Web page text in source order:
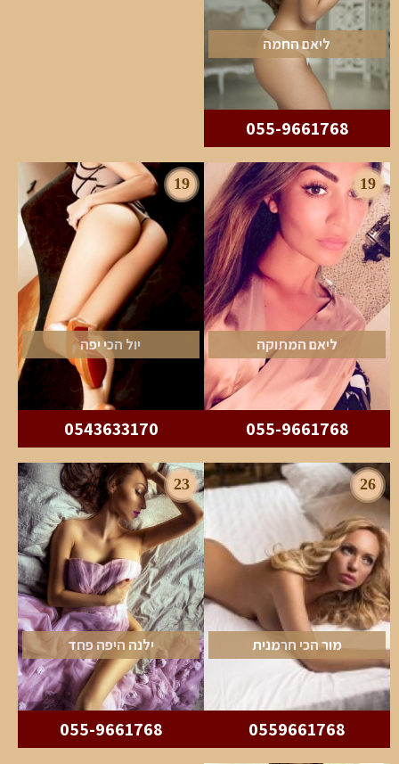
ליאם החמה
055-9661768
19
ליאם המתוקה
055-9661768
19
יול הכי יפה
0543633170
26
מור הכי חרמנית
0559661768
23
ילנה היפה פחד
055-9661768